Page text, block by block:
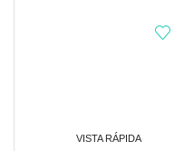
VISTA RÁPIDA